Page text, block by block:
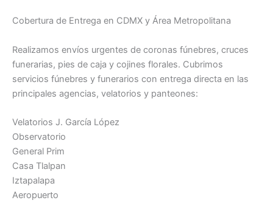
Cobertura de Entrega en CDMX y Área Metropolitana
Realizamos envíos urgentes de coronas fúnebres, cruces
funerarias, pies de caja y cojines florales. Cubrimos
servicios fúnebres y funerarios con entrega directa en las
principales agencias, velatorios y panteones:
Velatorios J. García López
Observatorio
General Prim
Casa Tlalpan
Iztapalapa
Aeropuerto